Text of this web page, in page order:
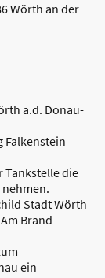
an der
a.d. Donau-
Falkenstein
Tankstelle die
Stadt Wörth
Brand
ein